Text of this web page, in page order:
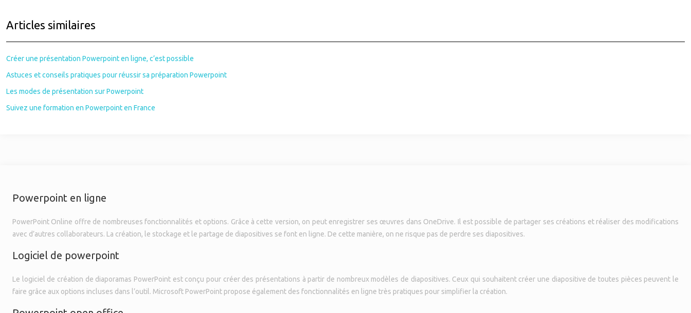
Articles similaires
Créer une présentation Powerpoint en ligne, c’est possible
Astuces et conseils pratiques pour réussir sa préparation Powerpoint
Les modes de présentation sur Powerpoint
Suivez une formation en Powerpoint en France
Powerpoint en ligne
PowerPoint Online offre de nombreuses fonctionnalités et options. Grâce à cette version, on peut enregistrer ses œuvres dans OneDrive. Il est possible de partager ses créations et réaliser des modifications
avec d’autres collaborateurs. La création, le stockage et le partage de diapositives se font en ligne. De cette manière, on ne risque pas de perdre ses diapositives.
Logiciel de powerpoint
Le logiciel de création de diaporamas PowerPoint est conçu pour créer des présentations à partir de nombreux modèles de diapositives. Ceux qui souhaitent créer une diapositive de toutes pièces peuvent le
faire grâce aux options incluses dans l’outil. Microsoft PowerPoint propose également des fonctionnalités en ligne très pratiques pour simplifier la création.